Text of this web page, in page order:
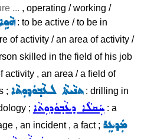
... , operating / working /
: to be active / to be in
of activity / an area of activity /
skilled in the field of his job
activity , an area / a field of
; ܬܢܵܝܬܵܐ ܠܥܵܒ݂ܘܿܕܘܼܬܵܐ: drilling in
; ܚܲܩܠܵܐ ܕܥܵܒ݂ܘܿܕܘܼܬܵܐ : a
, an incident , a fact ; ܡܲܕܥܸܪ